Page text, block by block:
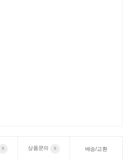
0 상품문의 0 배송/교환